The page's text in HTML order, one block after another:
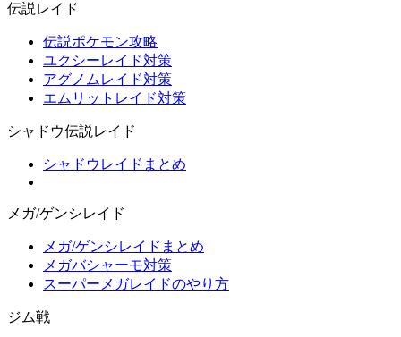
伝説レイド
伝説ポケモン攻略
ユクシーレイド対策
アグノムレイド対策
エムリットレイド対策
シャドウ伝説レイド
シャドウレイドまとめ
メガ/ゲンシレイド
メガ/ゲンシレイドまとめ
メガバシャーモ対策
スーパーメガレイドのやり方
ジム戦